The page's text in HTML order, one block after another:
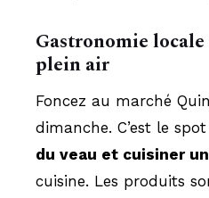
Gastronomie
plein air
Foncez au marché
dimanche. C’est le
du veau et cuisiner
cuisine. Les produits